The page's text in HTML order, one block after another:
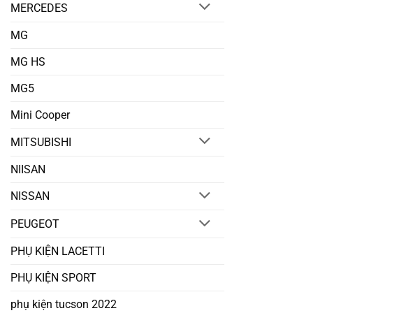
MERCEDES
MG
MG HS
MG5
Mini Cooper
MITSUBISHI
NIISAN
NISSAN
PEUGEOT
PHỤ KIỆN LACETTI
PHỤ KIỆN SPORT
phụ kiện tucson 2022